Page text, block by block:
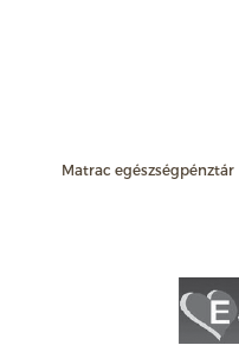
Matrac egészségpénztár